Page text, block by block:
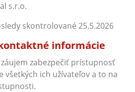
s.r.o.
skontrolované 25.5.2026
informácie
zabezpečiť prístupnosť
všetkých ich užívateľov a to na